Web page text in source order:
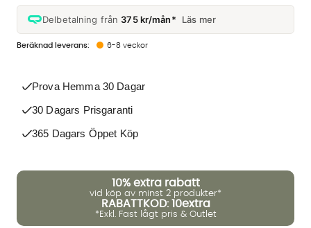
Delbetalning från 375 kr/mån* Läs mer
6-8 veckor
Prova Hemma 30 Dagar
30 Dagars Prisgaranti
365 Dagars Öppet Köp
10% extra rabatt
vid köp av minst 2 produkter*
RABATTKOD: 10extra
*Exkl. Fast lågt pris & Outlet